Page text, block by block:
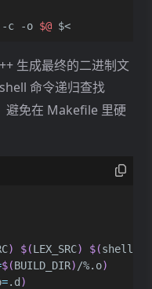
-c -o $@
生成最终的二进制文
命令递归查找
避免在 Makefile 里硬
) $(LEX_SRC) $(shell
$(BUILD_DIR) /%.o)
=.d )